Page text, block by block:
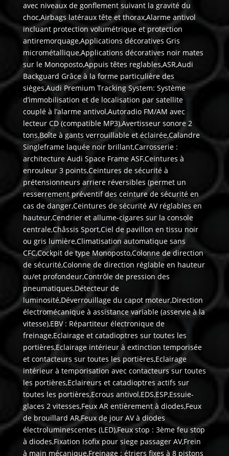
avec niveaux de gonflement suivant la gravité du
choc,Airbags latéraux tête et thorax,Alarme antivol
incluant protection volumétrique et protection
antiremorquage,Applications décoratives Gris
micrométallique,Applications décoratives noir mates
sur le Monoposto,Appuis têtes reglables,ASR,Audi
Backguard Grâce à la forme particulière des
sièges,Audi Premium Tracking System: Système
d’immobilisation et de localisation par satellite
couplé à l’alarme antivol,Autoradio FM/AM avec
lecteur CD (compatible MP3),Avertisseur sonore 2
tons,Boîte à gants verrouillable et éclairée,Calandre
Singleframe laquée noir brillant,Carrosserie :
architecture Audi Space Frame ASF,Ceintures à
enrouleur 3 points,Ceintures de sécurité à
prétensionneurs arriere réversibles (permet un
resserrement préventif des ceinture de sécurité en
cas de danger,Ceintures de sécurité AV réglables en
hauteur,Cendrier et allume-cigares sur la console
centrale,Châssis Sport,Ciel de pavillon en tissu noir
ou gris lumière,Climatisation automatique sans
CFC,Cockpit de type Monoposto,Colonne de direction
de sécurité,Colonne de direction réglable en hauteur
ou/et profondeur,Contrôle de pression des
pneumatiques,Détecteur de
luminosité,Déverrouillage du capot moteur,Direction
électromécanique à assistance variable (asservie à la
vitesse),EBV : Répartiteur électronique de
freinage,Eclairage et catadioptres sur toutes les
portières,Eclairage intérieur à extinction temporisée
et contacteurs sur toutes les portières,Eclairage
intérieur à temporisation avec contacteurs sur toutes
les portières,Eclaireurs et catadioptres actifs sur
toutes les portières,Ecrous antivol,EDS,ESP,Essuie-
glaces 2 vitesses,Feux AR entièrement à diodes,Feux
de brouillard AR,Feux de jour AV à diodes
électroluminescentes (LED),Feux stop : 3ème feu stop
à diodes,Fixation Isofix pour siege passager AV,Frein
à main mécanique,Freinage : étriers fixes à 8 pistons